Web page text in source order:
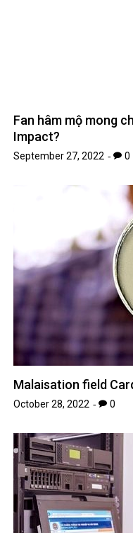
Fan hâm mộ mong
Impact?
September 27, 2022 0
Malaisation field
October 28, 2022 0